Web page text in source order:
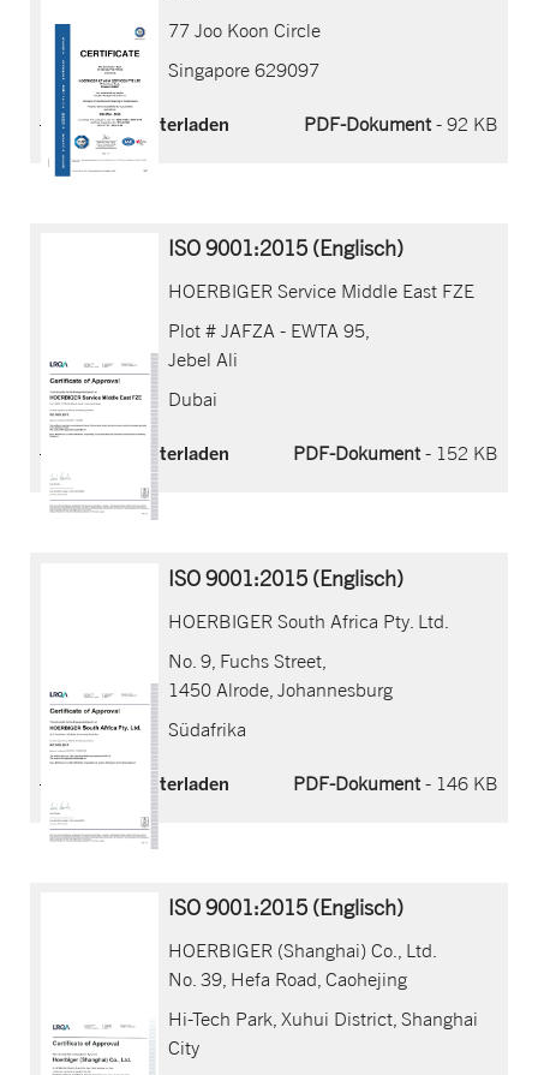
77 Joo Koon Circle
Singapore 629097
Jetzt herunterladen PDF-Dokument- 92 KB
ISO 9001:2015 (Englisch)
HOERBIGER Service Middle East FZE
Plot # JAFZA - EWTA 95,
Jebel Ali
Dubai
Jetzt herunterladen PDF-Dokument- 152 KB
ISO 9001:2015 (Englisch)
HOERBIGER South Africa Pty. Ltd.
No. 9, Fuchs Street,
1450 Alrode, Johannesburg
Südafrika
Jetzt herunterladen PDF-Dokument- 146 KB
ISO 9001:2015 (Englisch)
HOERBIGER (Shanghai) Co., Ltd.
No. 39, Hefa Road, Caohejing
Hi-Tech Park, Xuhui District, Shanghai
City